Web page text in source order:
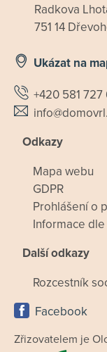
Radkova
751 14
Ukázat na
+420 581
Odkazy
Mapa webu
GDPR
Prohlášení o
Informace dle
Další odkazy
Rozcestník
Facebook
Zřizovatelem je